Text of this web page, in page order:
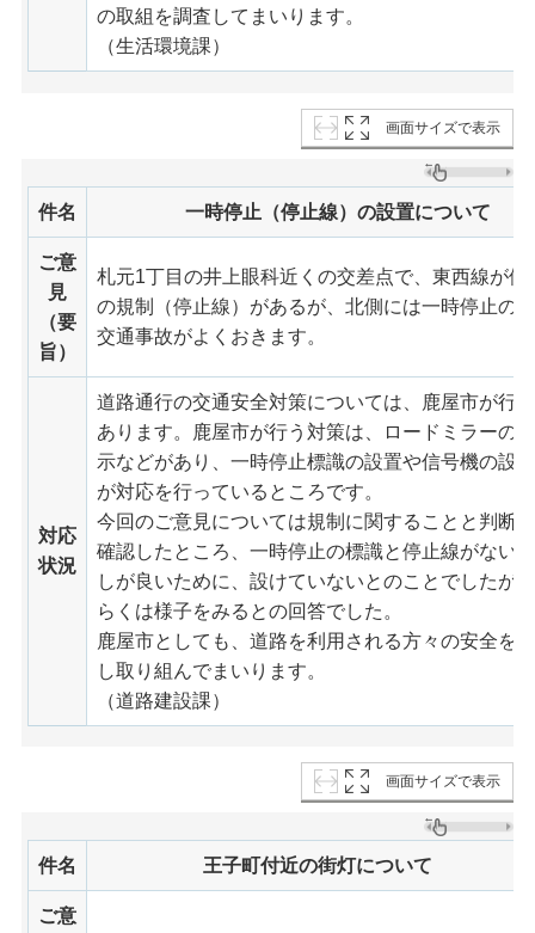
の取組を調査してまいります。
（生活環境課）
画面サイズで表示
件名 一時停止（停止線）の設置について
ご意
見
（要
旨）
札元1丁目の井上眼科近くの交差点で、東西線が
の規制（停止線）があるが、北側には一時停止の
交通事故がよくおきます。
対応
状況
道路通行の交通安全対策については、鹿屋市が行
あります。鹿屋市が行う対策は、ロードミラーの
示などがあり、一時停止標識の設置や信号機の設
が対応を行っているところです。
今回のご意見については規制に関することと判断
確認したところ、一時停止の標識と停止線がない
しが良いために、設けていないとのことでしたが
らくは様子をみるとの回答でした。
鹿屋市としても、道路を利用される方々の安全を
し取り組んでまいります。
（道路建設課）
画面サイズで表示
件名 王子町付近の街灯について
ご意